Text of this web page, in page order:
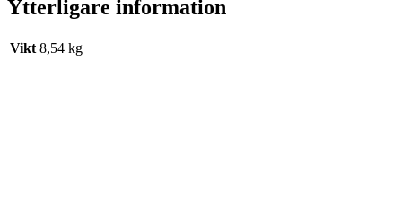
Ytterligare information
Vikt 8,54 kg